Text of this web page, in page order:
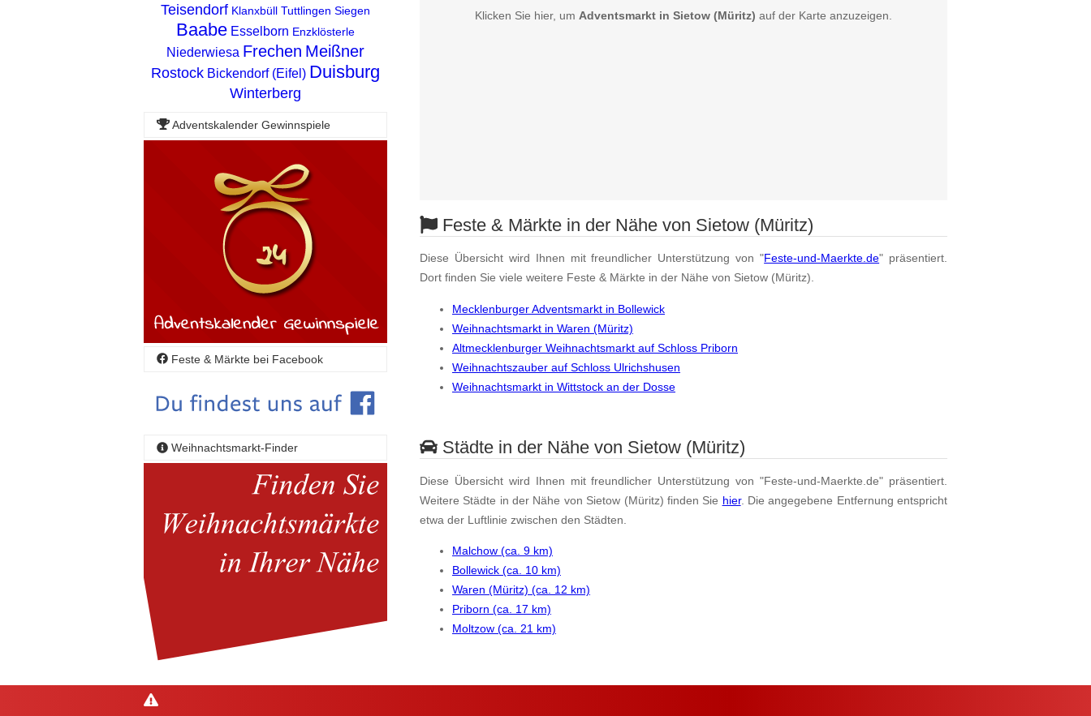
Klicken Sie hier, um Adventsmarkt in Sietow (Müritz) auf der Karte anzuzeigen.
Feste & Märkte in der Nähe von Sietow (Müritz)
Diese Übersicht wird Ihnen mit freundlicher Unterstützung von "Feste-und-Maerkte.de" präsentiert.
Dort finden Sie viele weitere Feste & Märkte in der Nähe von Sietow (Müritz).
Mecklenburger Adventsmarkt in Bollewick
Weihnachtsmarkt in Waren (Müritz)
Altmecklenburger Weihnachtsmarkt auf Schloss Priborn
Weihnachtszauber auf Schloss Ulrichshusen
Weihnachtsmarkt in Wittstock an der Dosse
Städte in der Nähe von Sietow (Müritz)
Diese Übersicht wird Ihnen mit freundlicher Unterstützung von "Feste-und-Maerkte.de" präsentiert.
Weitere Städte in der Nähe von Sietow (Müritz) finden Sie hier. Die angegebene Entfernung entspricht
etwa der Luftlinie zwischen den Städten.
Malchow (ca. 9 km)
Bollewick (ca. 10 km)
Waren (Müritz) (ca. 12 km)
Priborn (ca. 17 km)
Moltzow (ca. 21 km)
Teisendorf Klanxbüll Tuttlingen Siegen
Baabe Esselborn Enzklösterle
Niederwiesa Frechen Meißner
Rostock Bickendorf (Eifel) Duisburg
Winterberg
Adventskalender Gewinnspiele
Feste & Märkte bei Facebook
Weihnachtsmarkt-Finder